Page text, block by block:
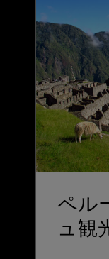
ペル
ュ観